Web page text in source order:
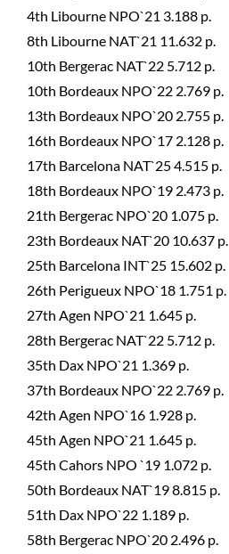
4th Libourne NPO`21 3.188 p.
8th Libourne NAT`21 11.632 p.
10th Bergerac NAT`22 5.712 p.
10th Bordeaux NPO`22 2.769 p.
13th Bordeaux NPO`20 2.755 p.
16th Bordeaux NPO`17 2.128 p.
17th Barcelona NAT`25 4.515 p.
18th Bordeaux NPO`19 2.473 p.
21th Bergerac NPO`20 1.075 p.
23th Bordeaux NAT`20 10.637 p.
25th Barcelona INT`25 15.602 p.
26th Perigueux NPO`18 1.751 p.
27th Agen NPO`21 1.645 p.
28th Bergerac NAT`22 5.712 p.
35th Dax NPO`21 1.369 p.
37th Bordeaux NPO`22 2.769 p.
42th Agen NPO`16 1.928 p.
45th Agen NPO`21 1.645 p.
45th Cahors NPO `19 1.072 p.
50th Bordeaux NAT`19 8.815 p.
51th Dax NPO`22 1.189 p.
58th Bergerac NPO`20 2.496 p.